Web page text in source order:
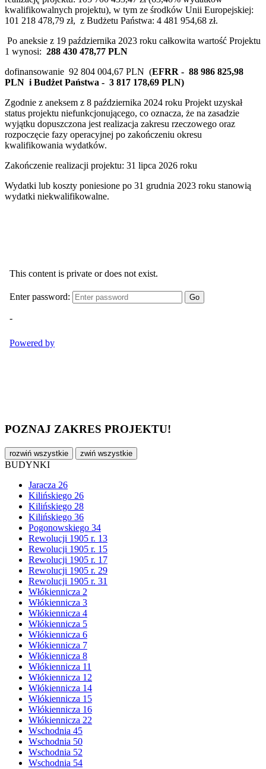
kwalifikowalnych projektu), w tym ze środków Unii Europejskiej:
101 218 478,79 zł, z Budżetu Państwa: 4 481 954,68 zł.
Po aneksie z 19 października 2023 roku całkowita wartość Projektu
1 wynosi: 288 430 478,77 PLN
dofinansowanie 92 804 004,67 PLN (EFRR - 88 986 825,98
PLN i Budżet Państwa - 3 817 178,69 PLN)
Zgodnie z aneksem z 8 października 2024 roku Projekt uzyskał
status projektu niefunkcjonującego, co oznacza, że na zasadzie
wyjątku dopuszczona jest realizacja zakresu rzeczowego oraz
rozpoczęcie fazy operacyjnej po zakończeniu okresu
kwalifikowania wydatków.
Zakończenie realizacji projektu: 31 lipca 2026 roku
Wydatki lub koszty poniesione po 31 grudnia 2023 roku stanowią
wydatki niekwalifikowalne.
POZNAJ ZAKRES PROJEKTU!
rozwiń wszystkie zwiń wszystkie
BUDYNKI
Jaracza 26
Kilińskiego 26
Kilińskiego 28
Kilińskiego 36
Pogonowskiego 34
Rewolucji 1905 r. 13
Rewolucji 1905 r. 15
Rewolucji 1905 r. 17
Rewolucji 1905 r. 29
Rewolucji 1905 r. 31
Włókiennicza 2
Włókiennicza 3
Włókiennicza 4
Włókiennicza 5
Włókiennicza 6
Włókiennicza 7
Włókiennicza 8
Włókiennicza 11
Włókiennicza 12
Włókiennicza 14
Włókiennicza 15
Włókiennicza 16
Włókiennicza 22
Wschodnia 45
Wschodnia 50
Wschodnia 52
Wschodnia 54